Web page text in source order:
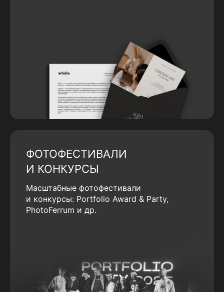
ФОТОФЕСТИВАЛИ
И КОНКУРСЫ
Масштабные фотофестивали
и конкурсы: Portfolio Award & Party,
PhotoFerrum и др.